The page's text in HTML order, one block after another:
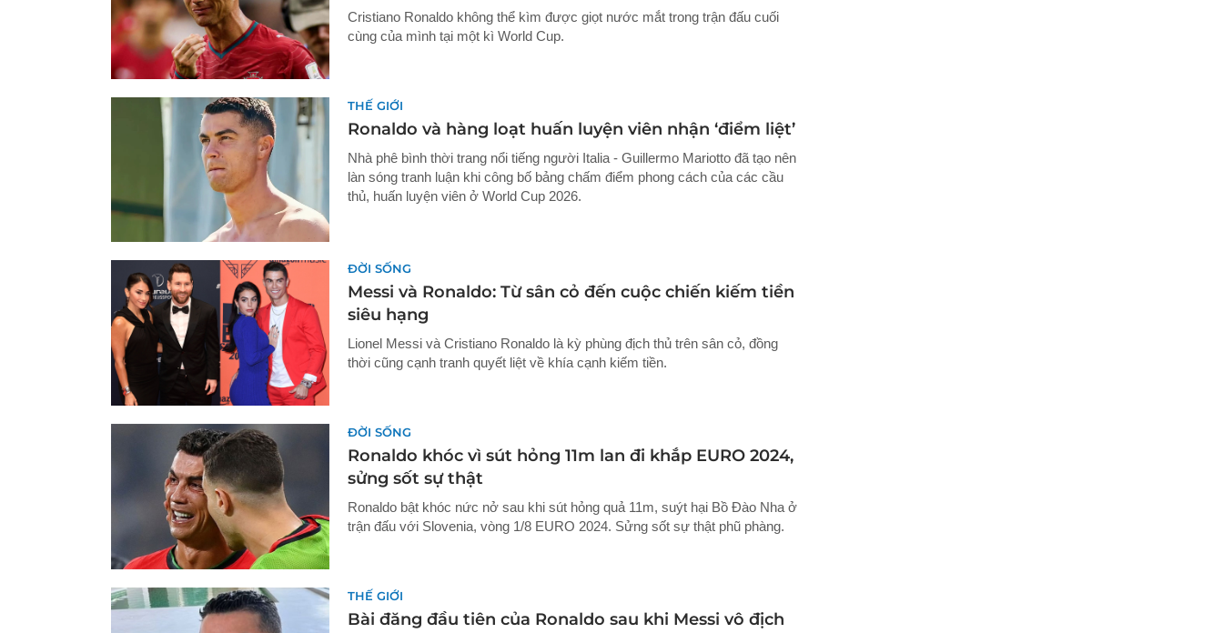
Cristiano Ronaldo không thể kìm được giọt nước mắt trong trận đấu cuối
cùng của mình tại một kì World Cup.
THẾ GIỚI
Ronaldo và hàng loạt huấn luyện viên nhận ‘điểm liệt’
Nhà phê bình thời trang nổi tiếng người Italia - Guillermo Mariotto đã tạo nên
làn sóng tranh luận khi công bố bảng chấm điểm phong cách của các cầu
thủ, huấn luyện viên ở World Cup 2026.
ĐỜI SỐNG
Messi và Ronaldo: Từ sân cỏ đến cuộc chiến kiếm tiền
siêu hạng
Lionel Messi và Cristiano Ronaldo là kỳ phùng địch thủ trên sân cỏ, đồng
thời cũng cạnh tranh quyết liệt về khía cạnh kiếm tiền.
ĐỜI SỐNG
Ronaldo khóc vì sút hỏng 11m lan đi khắp EURO 2024,
sửng sốt sự thật
Ronaldo bật khóc nức nở sau khi sút hỏng quả 11m, suýt hại Bồ Đào Nha ở
trận đấu với Slovenia, vòng 1/8 EURO 2024. Sửng sốt sự thật phũ phàng.
THẾ GIỚI
Bài đăng đầu tiên của Ronaldo sau khi Messi vô địch